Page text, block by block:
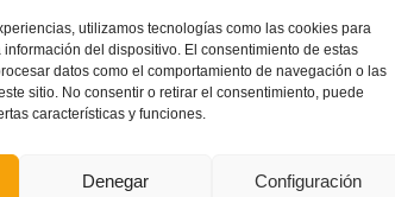
utilizamos tecnologías como las cookies para
del dispositivo. El consentimiento de estas
datos como el comportamiento de navegación o las
sitio. No consentir o retirar el consentimiento, puede
características y funciones.
Denegar Configuración
FÚTBOL